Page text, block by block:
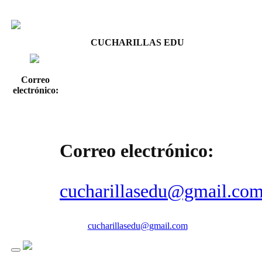
CUCHARILLAS EDU
Correo electrónico:
Correo
electrónico:
cucharillasedu@gmail.com